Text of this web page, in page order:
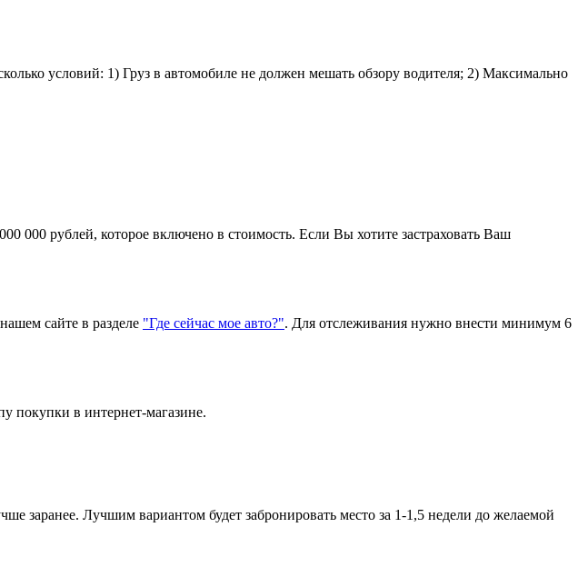
условий: 1) Груз в автомобиле не должен мешать обзору водителя; 2) Максимально
000 рублей, которое включено в стоимость. Если Вы хотите застраховать Ваш
сайте в разделе "Где сейчас мое авто?". Для отслеживания нужно внести минимум 6
покупки в интернет-магазине.
заранее. Лучшим вариантом будет забронировать место за 1-1,5 недели до желаемой